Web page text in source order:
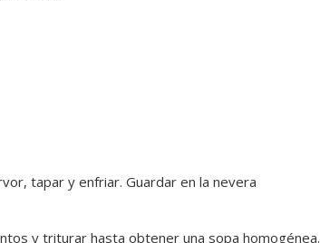
tapar y enfriar. Guardar en la nevera
y triturar hasta obtener una sopa homogénea.